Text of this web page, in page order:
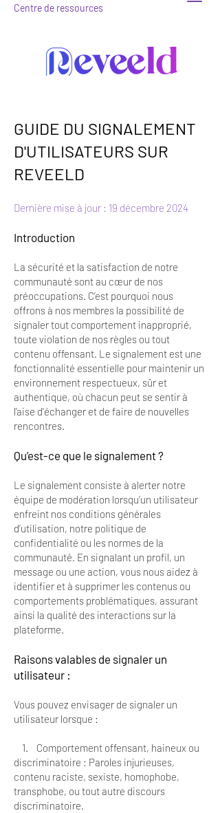
Centre de ressources
GUIDE DU SIGNALEMENT
D'UTILISATEURS SUR
REVEELD
Dernière mise à jour : 19 décembre 2024
Introduction
La sécurité et la satisfaction de notre
communauté sont au cœur de nos
préoccupations. C’est pourquoi nous
offrons à nos membres la possibilité de
signaler tout comportement inapproprié,
toute violation de nos règles ou tout
contenu offensant. Le signalement est une
fonctionnalité essentielle pour maintenir un
environnement respectueux, sûr et
authentique, où chacun peut se sentir à
l’aise d’échanger et de faire de nouvelles
rencontres.
Qu’est-ce que le signalement ?
Le signalement consiste à alerter notre
équipe de modération lorsqu’un utilisateur
enfreint nos conditions générales
d’utilisation, notre politique de
confidentialité ou les normes de la
communauté. En signalant un profil, un
message ou une action, vous nous aidez à
identifier et à supprimer les contenus ou
comportements problématiques, assurant
ainsi la qualité des interactions sur la
plateforme.
Raisons valables de signaler un
utilisateur :
Vous pouvez envisager de signaler un
utilisateur lorsque :
1. Comportement offensant, haineux ou
discriminatoire : Paroles injurieuses,
contenu raciste, sexiste, homophobe,
transphobe, ou tout autre discours
discriminatoire.